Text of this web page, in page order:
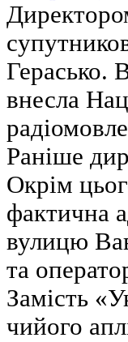
Герасько.
внесла
Раніше
Окрім
фактична
вулицю
та
Замість
чийого